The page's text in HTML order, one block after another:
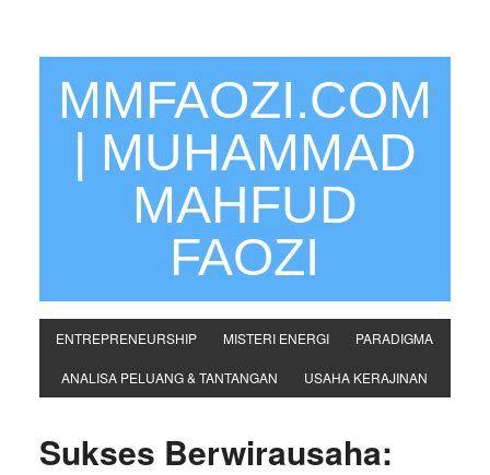
MMFAOZI.COM
| MUHAMMAD
MAHFUD
FAOZI
ENTREPRENEURSHIP MISTERI ENERGI PARADIGMA
ANALISA PELUANG & TANTANGAN USAHA KERAJINAN
Sukses Berwirausaha: